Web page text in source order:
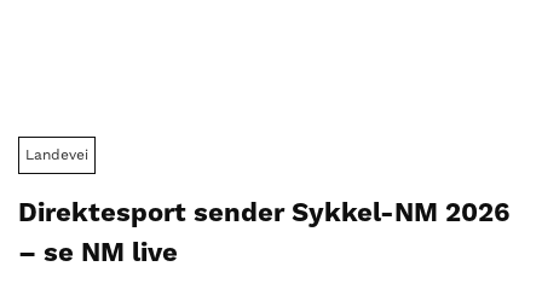
Landevei
Direktesport sender Sykkel-NM 2026
– se NM live